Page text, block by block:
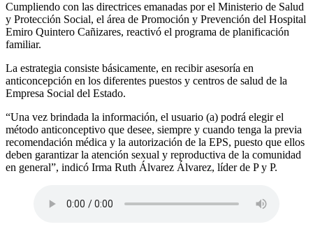
Cumpliendo con las directrices emanadas por el Ministerio de Salud
y Protección Social, el área de Promoción y Prevención del Hospital
Emiro Quintero Cañizares, reactivó el programa de planificación
familiar.
La estrategia consiste básicamente, en recibir asesoría en
anticoncepción en los diferentes puestos y centros de salud de la
Empresa Social del Estado.
“Una vez brindada la información, el usuario (a) podrá elegir el
método anticonceptivo que desee, siempre y cuando tenga la previa
recomendación médica y la autorización de la EPS, puesto que ellos
deben garantizar la atención sexual y reproductiva de la comunidad
en general”, indicó Irma Ruth Álvarez Álvarez, líder de P y P.